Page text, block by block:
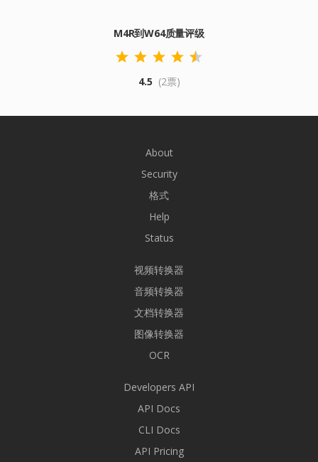
M4R到W64质量评级
4.5 (2票)
About
Security
格式
Help
Status
视频转换器
音频转换器
文档转换器
图像转换器
OCR
Developers API
API Docs
CLI Docs
API Pricing